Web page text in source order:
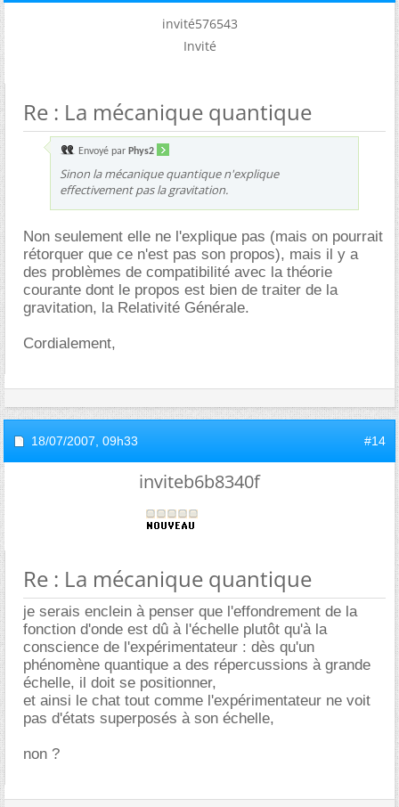
invité576543
Invité
Re : La mécanique quantique
Envoyé par Phys2
Sinon la mécanique quantique n'explique
effectivement pas la gravitation.
Non seulement elle ne l'explique pas (mais on pourrait
rétorquer que ce n'est pas son propos), mais il y a
des problèmes de compatibilité avec la théorie
courante dont le propos est bien de traiter de la
gravitation, la Relativité Générale.
Cordialement,
18/07/2007, 09h33 #14
inviteb6b8340f
Re : La mécanique quantique
je serais enclein à penser que l'effondrement de la
fonction d'onde est dû à l'échelle plutôt qu'à la
conscience de l'expérimentateur : dès qu'un
phénomène quantique a des répercussions à grande
échelle, il doit se positionner,
et ainsi le chat tout comme l'expérimentateur ne voit
pas d'états superposés à son échelle,
non ?